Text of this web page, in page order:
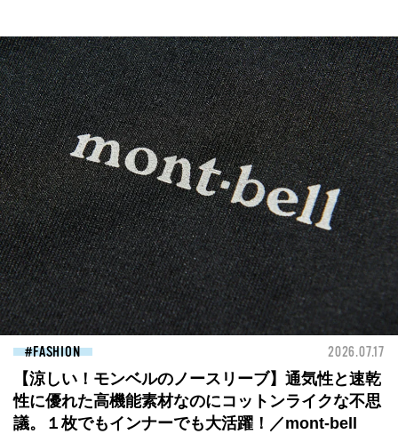
FASHION 2026.07.17
【涼しい！モンベルのノースリーブ】通気性と速乾
性に優れた高機能素材なのにコットンライクな不思
議。１枚でもインナーでも大活躍！／mont-bell